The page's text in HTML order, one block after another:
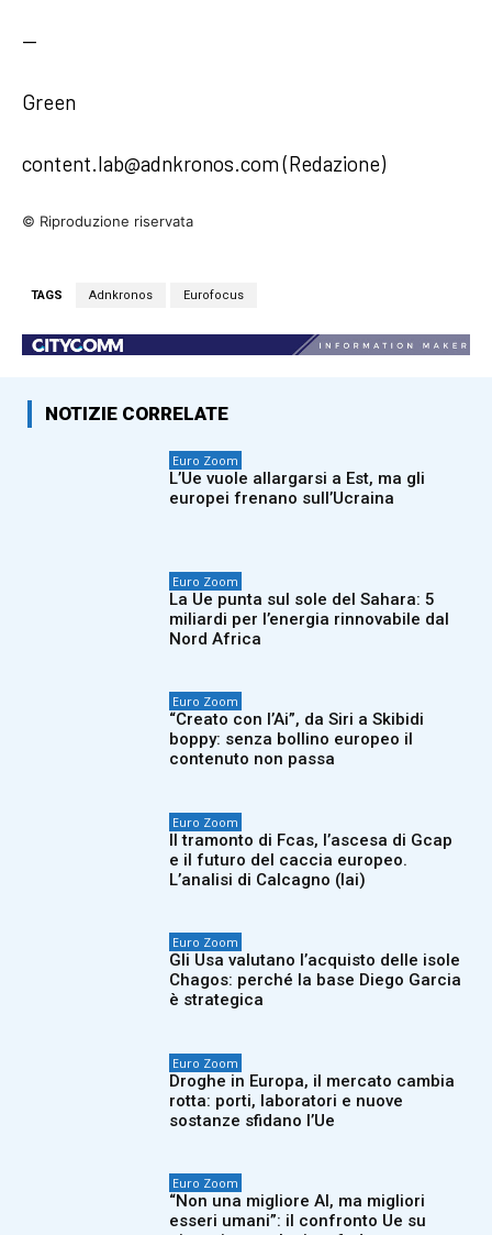
—
Green
content.lab@adnkronos.com (Redazione)
© Riproduzione riservata
TAGS Adnkronos Eurofocus
NOTIZIE CORRELATE
Euro Zoom
L’Ue vuole allargarsi a Est, ma gli
europei frenano sull’Ucraina
Euro Zoom
La Ue punta sul sole del Sahara: 5
miliardi per l’energia rinnovabile dal
Nord Africa
Euro Zoom
“Creato con l’Ai”, da Siri a Skibidi
boppy: senza bollino europeo il
contenuto non passa
Euro Zoom
Il tramonto di Fcas, l’ascesa di Gcap
e il futuro del caccia europeo.
L’analisi di Calcagno (Iai)
Euro Zoom
Gli Usa valutano l’acquisto delle isole
Chagos: perché la base Diego Garcia
è strategica
Euro Zoom
Droghe in Europa, il mercato cambia
rotta: porti, laboratori e nuove
sostanze sfidano l’Ue
Euro Zoom
“Non una migliore AI, ma migliori
esseri umani”: il confronto Ue su